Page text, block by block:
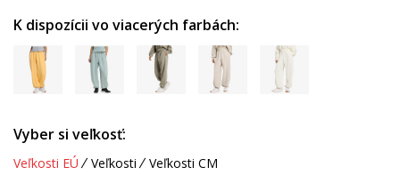
K dispozícii vo viacerých farbách:
Vyber si veľkosť:
Veľkosti EÚ Veľkosti Veľkosti CM